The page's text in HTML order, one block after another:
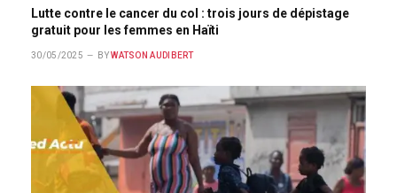
Lutte contre le cancer du col : trois jours de dépistage
gratuit pour les femmes en Haïti
30/05/2025 BY WATSON AUDIBERT